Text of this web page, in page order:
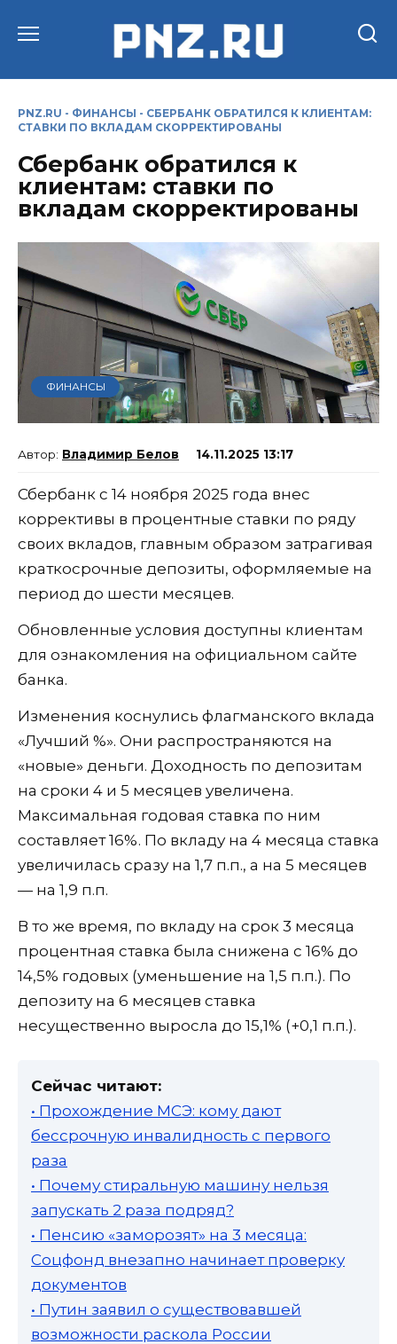
PNZ.RU - ФИНАНСЫ - СБЕРБАНК ОБРАТИЛСЯ К КЛИЕНТАМ:
СТАВКИ ПО ВКЛАДАМ СКОРРЕКТИРОВАНЫ
Сбербанк обратился к
клиентам: ставки по
вкладам скорректированы
ФИНАНСЫ
Владимир Белов 14.11.2025 13:17
Сбербанк с 14 ноября 2025 года внес
коррективы в процентные ставки по ряду
своих вкладов, главным образом затрагивая
краткосрочные депозиты, оформляемые на
период до шести месяцев.
Обновленные условия доступны клиентам
для ознакомления на официальном сайте
банка.
Изменения коснулись флагманского вклада
«Лучший %». Они распространяются на
«новые» деньги. Доходность по депозитам
на сроки 4 и 5 месяцев увеличена.
Максимальная годовая ставка по ним
составляет 16%. По вкладу на 4 месяца ставка
увеличилась сразу на 1,7 п.п., а на 5 месяцев
— на 1,9 п.п.
В то же время, по вкладу на срок 3 месяца
процентная ставка была снижена с 16% до
14,5% годовых (уменьшение на 1,5 п.п.). По
депозиту на 6 месяцев ставка
несущественно выросла до 15,1% (+0,1 п.п.).
Сейчас читают:
• Прохождение МСЭ: кому дают
бессрочную инвалидность с первого
раза
• Почему стиральную машину нельзя
запускать 2 раза подряд?
• Пенсию «заморозят» на 3 месяца:
Соцфонд внезапно начинает проверку
документов
• Путин заявил о существовавшей
возможности раскола России